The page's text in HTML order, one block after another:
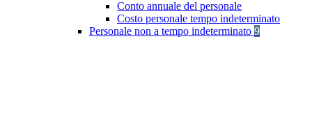
Conto annuale del personale
Costo personale tempo indeterminato
Personale non a tempo indeterminato 9